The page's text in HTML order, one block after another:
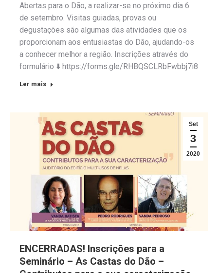
Abertas para o Dão, a realizar-se no próximo dia 6
de setembro. Visitas guiadas, provas ou
degustações são algumas das atividades que os
proporcionam aos entusiastas do Dão, ajudando-os
a conhecer melhor a região. Inscrições através do
formulário ⬇️ https://forms.gle/RHBQSCLRbFwbbj7i8
Ler mais
Set
3
2020
ENCERRADAS! Inscrições para a
Seminário – As Castas do Dão –